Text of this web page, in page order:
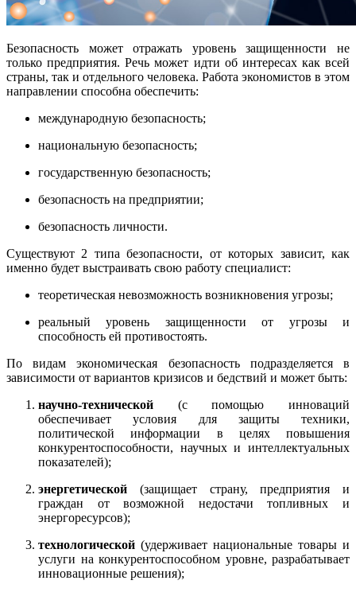
Безопасность может отражать уровень защищенности не
только предприятия. Речь может идти об интересах как всей
страны, так и отдельного человека. Работа экономистов в этом
направлении способна обеспечить:
международную безопасность;
национальную безопасность;
государственную безопасность;
безопасность на предприятии;
безопасность личности.
Существуют 2 типа безопасности, от которых зависит, как
именно будет выстраивать свою работу специалист:
теоретическая невозможность возникновения угрозы;
реальный уровень защищенности от угрозы и
способность ей противостоять.
По видам экономическая безопасность подразделяется в
зависимости от вариантов кризисов и бедствий и может быть:
научно-технической (с помощью инноваций
обеспечивает условия для защиты техники,
политической информации в целях повышения
конкурентоспособности, научных и интеллектуальных
показателей);
энергетической (защищает страну, предприятия и
граждан от возможной недостачи топливных и
энергоресурсов);
технологической (удерживает национальные товары и
услуги на конкурентоспособном уровне, разрабатывает
инновационные решения);